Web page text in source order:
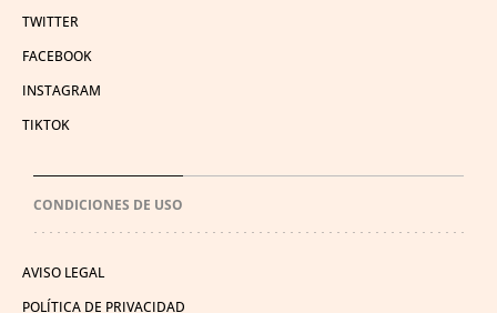
TWITTER
FACEBOOK
INSTAGRAM
TIKTOK
CONDICIONES DE USO
AVISO LEGAL
POLÍTICA DE PRIVACIDAD